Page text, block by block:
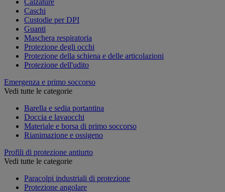
Caschi
Custodie per DPI
Guanti
Maschera respiratoria
Protezione degli occhi
Protezione della schiena e delle articolazioni
Protezione dell'udito
Emergenza e primo soccorso
Vedi tutte le categorie
Barella e sedia portantina
Doccia e lavaocchi
Materiale e borsa di primo soccorso
Rianimazione e ossigeno
Profili di protezione antiurto
Vedi tutte le categorie
Paracolpi industriali di protezione
Protezione angolare